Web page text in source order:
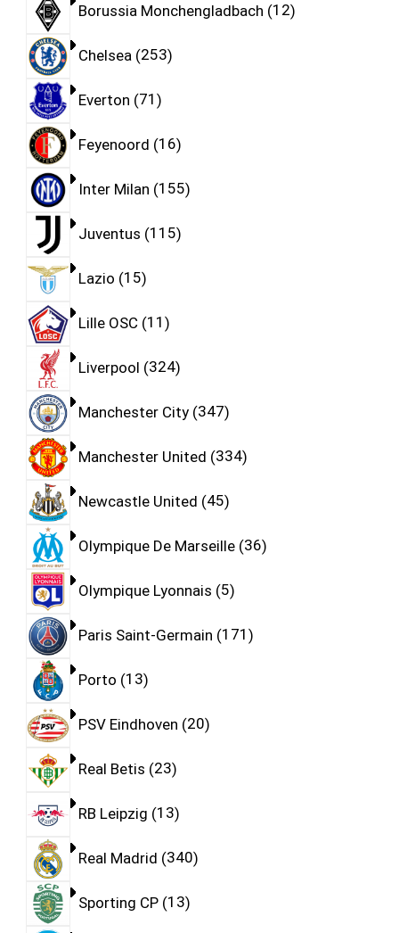
Borussia Monchengladbach 12
Chelsea 253
Everton 71
Feyenoord 16
Inter Milan 155
Juventus 115
Lazio 15
Lille OSC 11
Liverpool 324
Manchester City 347
Manchester United 334
Newcastle United 45
Olympique De Marseille 36
Olympique Lyonnais 5
Paris Saint-Germain 171
Porto 13
PSV Eindhoven 20
Real Betis 23
RB Leipzig 13
Real Madrid 340
Sporting CP 13